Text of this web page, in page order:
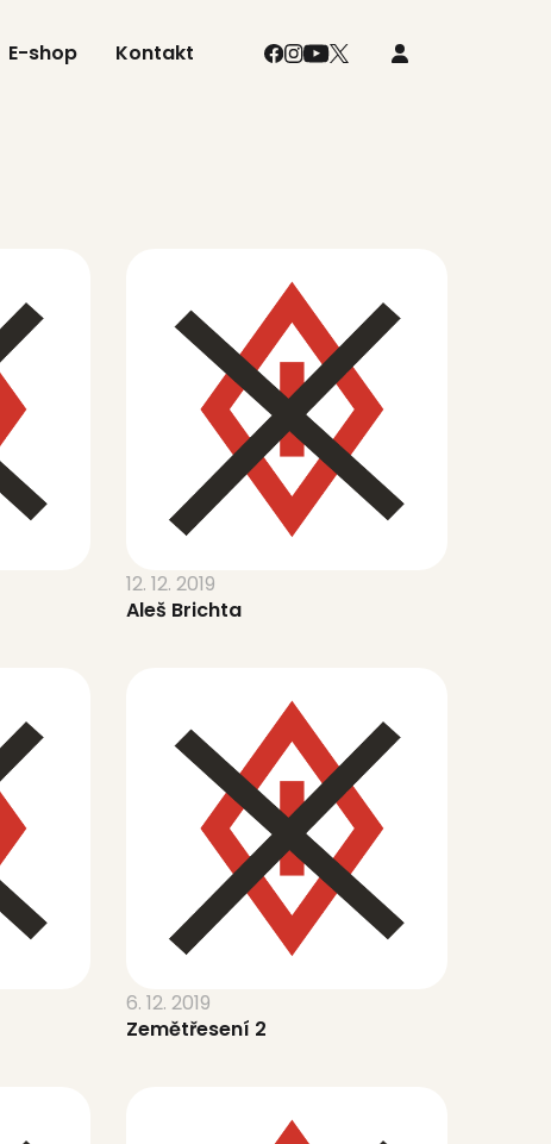
E-shop Kontakt
12. 12. 2019
Aleš Brichta
6. 12. 2019
Zemětřesení 2